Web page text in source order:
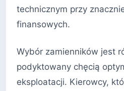
technicznym przy
finansowych.
Wybór zamienników jest
podyktowany chęcią
eksploatacji. Kierowcy,